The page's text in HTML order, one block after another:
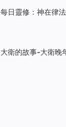
每日靈修：神在律
大衛的故事-大衛晚